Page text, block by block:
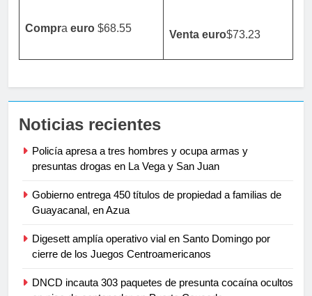
Compra euro $68.55
Venta euro$73.23
Noticias recientes
Policía apresa a tres hombres y ocupa armas y
presuntas drogas en La Vega y San Juan
Gobierno entrega 450 títulos de propiedad a familias de
Guayacanal, en Azua
Digesett amplía operativo vial en Santo Domingo por
cierre de los Juegos Centroamericanos
DNCD incauta 303 paquetes de presunta cocaína ocultos